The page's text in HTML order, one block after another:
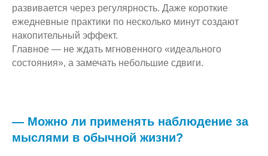
развивается через регулярность. Даже короткие
ежедневные практики по несколько минут создают
накопительный эффект.
Главное — не ждать мгновенного «идеального
состояния», а замечать небольшие сдвиги.
— Можно ли применять наблюдение за
мыслями в обычной жизни?